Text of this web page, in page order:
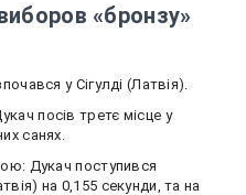
«бронзу»
у Сігулді (Латвія).
посів третє місце у
санях.
Дукач поступився
на 0,155 секунди, та на